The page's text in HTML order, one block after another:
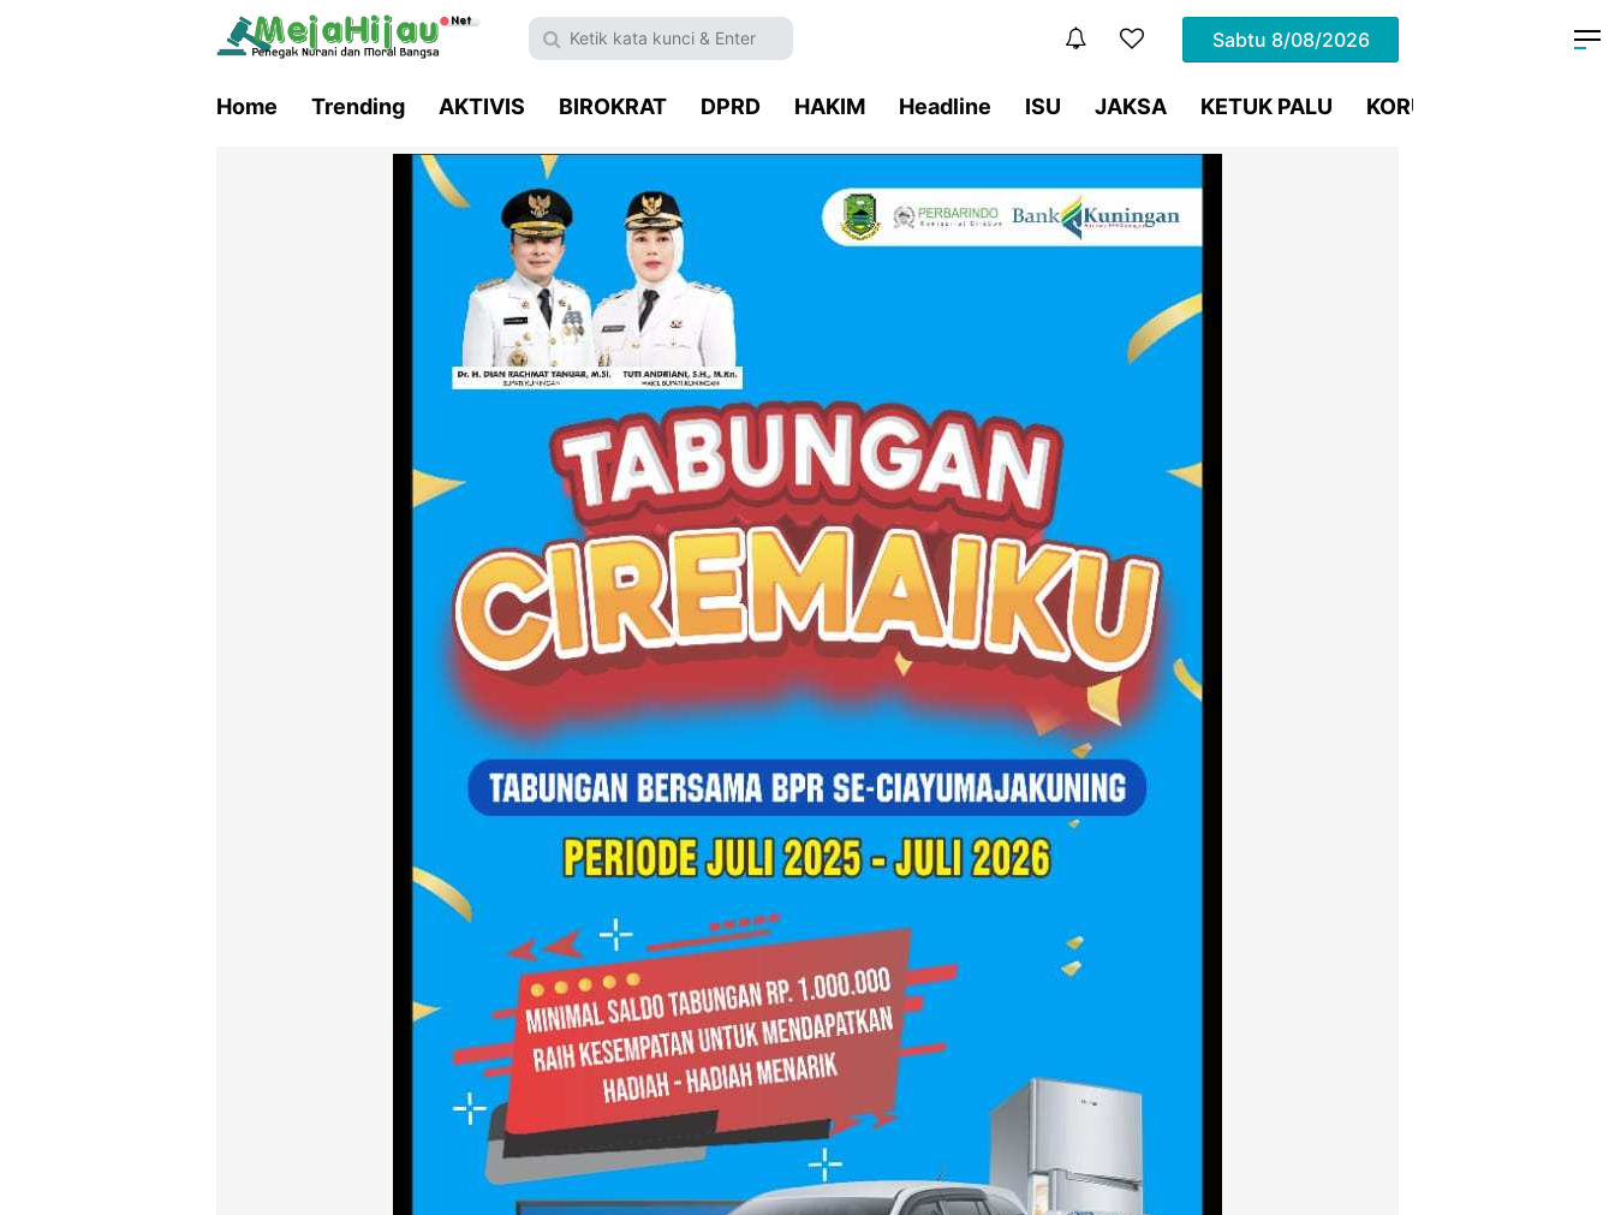
Sabtu 8/08/2026
Home Trending AKTIVIS BIROKRAT DPRD HAKIM Headline ISU JAKSA KETUK PALU KORUPSI